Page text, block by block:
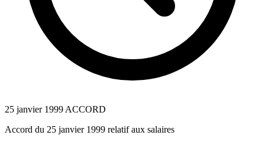
25 janvier 1999 ACCORD
Accord du 25 janvier 1999 relatif aux salaires